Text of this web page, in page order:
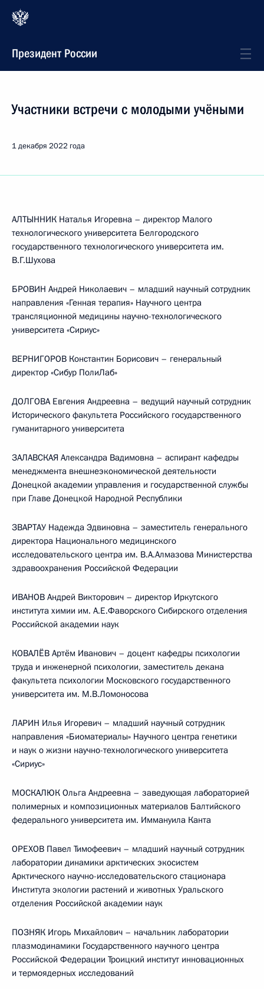
Президент России
Участники встречи с молодыми учёными
1 декабря 2022 года
АЛТЫННИК Наталья Игоревна – директор Малого
технологического университета Белгородского
государственного технологического университета им.
В.Г.Шухова
БРОВИН Андрей Николаевич – младший научный сотрудник
направления «Генная терапия» Научного центра
трансляционной медицины научно-технологического
университета «Сириус»
ВЕРНИГОРОВ Константин Борисович – генеральный
директор «Сибур ПолиЛаб»
ДОЛГОВА Евгения Андреевна – ведущий научный сотрудник
Исторического факультета Российского государственного
гуманитарного университета
ЗАЛАВСКАЯ Александра Вадимовна – аспирант кафедры
менеджмента внешнеэкономической деятельности
Донецкой академии управления и государственной службы
при Главе Донецкой Народной Республики
ЗВАРТАУ Надежда Эдвиновна – заместитель генерального
директора Национального медицинского
исследовательского центра им. В.А.Алмазова Министерства
здравоохранения Российской Федерации
ИВАНОВ Андрей Викторович – директор Иркутского
института химии им. А.Е.Фаворского Сибирского отделения
Российской академии наук
КОВАЛЁВ Артём Иванович – доцент кафедры психологии
труда и инженерной психологии, заместитель декана
факультета психологии Московского государственного
университета им. М.В.Ломоносова
ЛАРИН Илья Игоревич – младший научный сотрудник
направления «Биоматериалы» Научного центра генетики
и наук о жизни научно-технологического университета
«Сириус»
МОСКАЛЮК Ольга Андреевна – заведующая лабораторией
полимерных и композиционных материалов Балтийского
федерального университета им. Иммануила Канта
ОРЕХОВ Павел Тимофеевич – младший научный сотрудник
лаборатории динамики арктических экосистем
Арктического научно-исследовательского стационара
Института экологии растений и животных Уральского
отделения Российской академии наук
ПОЗНЯК Игорь Михайлович – начальник лаборатории
плазмодинамики Государственного научного центра
Российской Федерации Троицкий институт инновационных
и термоядерных исследований